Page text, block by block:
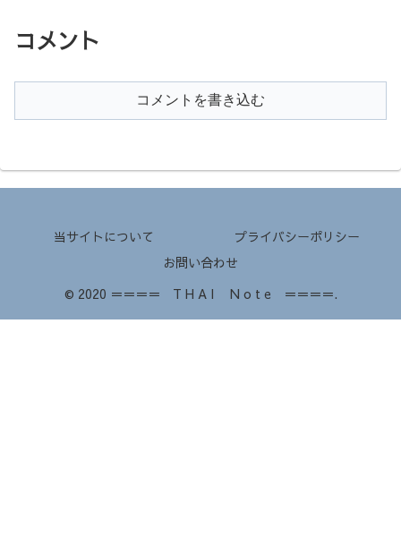
コメント
コメントを書き込む
当サイトについて
プライバシーポリシー
お問い合わせ
© 2020 ＝＝＝＝ T H A I N o t e ＝＝＝＝.